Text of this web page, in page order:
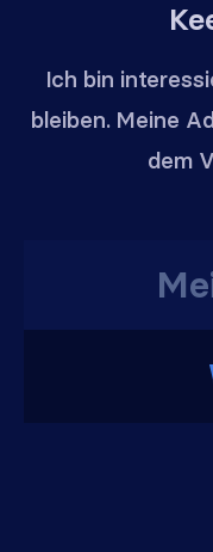
Ich bin
bleiben. Meine
dem